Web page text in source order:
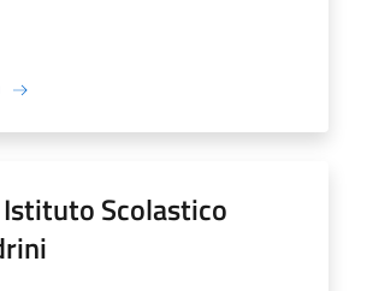
Scolastico